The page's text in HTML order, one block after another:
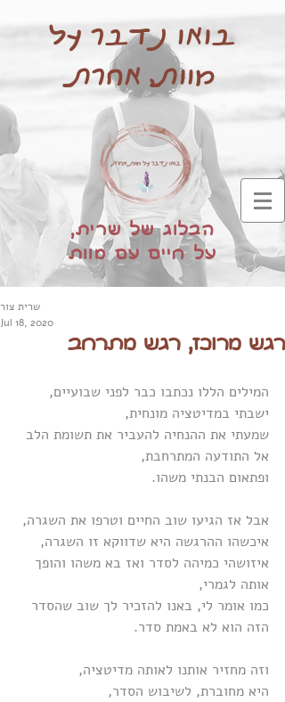
בואו נדבר על
מוות, אחרת
הבלוג של שרית,
על חיים עם מוות
רגש מרוכז, רגש מתרחב
שרית צור
Jul 18, 2020
המילים הללו נכתבו כבר לפני שבועיים,
ישבתי במדיטציה מונחית,
שמעתי את ההנחיה להעביר את תשומת הלב
אל התודעה המתרחבת,
ופתאום הבנתי משהו.
אבל אז הגיעו שוב החיים וטרפו את השגרה,
איכשהו ההרגשה היא שדווקא זו השגרה,
איזושהי כמיהה לסדר ואז בא משהו והופך
אותה לגמרי,
כמו אומר לי, באנו להזכיר לך שוב שהסדר
הזה הוא לא באמת סדר.
וזה מחזיר אותנו לאותה מדיטציה,
היא מחוברת, לשיבוש הסדר,